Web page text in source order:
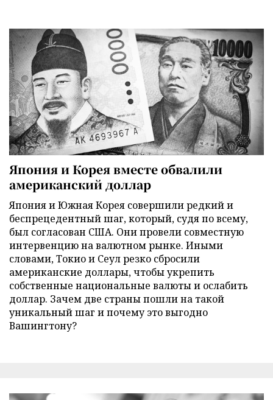
Япония и Корея вместе обвалили
американский доллар
Япония и Южная Корея совершили редкий и
беспрецедентный шаг, который, судя по всему,
был согласован США. Они провели совместную
интервенцию на валютном рынке. Иными
словами, Токио и Сеул резко сбросили
американские доллары, чтобы укрепить
собственные национальные валюты и ослабить
доллар. Зачем две страны пошли на такой
уникальный шаг и почему это выгодно
Вашингтону?